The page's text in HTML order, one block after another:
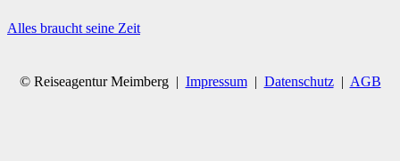
Alles braucht seine Zeit
© Reiseagentur Meimberg | Impressum| Datenschutz| AGB